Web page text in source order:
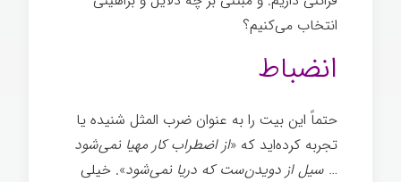
انتخاب می‌کنیم؟
انضباط
حتماً این بیت را به عنوان ضرب المثل شنیده یا
تجربه کرده‌اید که «از اضطراب کار مهیا نمی‌شود
… سیل از دویدن‌ست که دریا نمی‌شود». خیلی